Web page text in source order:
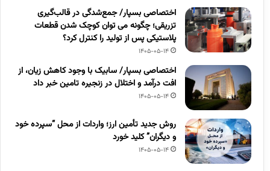
اختصاصی بسپار/ جمع‌شدگی در قالب‌گیری
تزریقی؛ چگونه می توان کوچک شدن قطعات
پلاستیکی پس از تولید را کنترل کرد؟
1405-05-14
اختصاصی بسپار/ سابیک با وجود کاهش زیان، از
افت درآمد و اختلال در زنجیره تامین خبر داد
1405-05-14
روش جدید تأمین ارز؛ واردات از محل “سپرده خود
و دیگران” کلید خورد
1405-05-14